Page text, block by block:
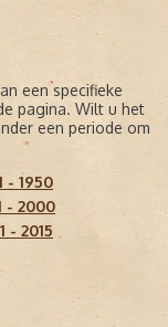
een specifieke
pagina. Wilt u het
een periode om
- 1950
- 2000
- 2015